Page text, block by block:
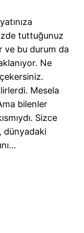
tuttuğunuz
ve bu durum da
Ne
Mesela
bilenler
Sizce
dünyadaki